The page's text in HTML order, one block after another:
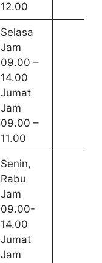
12.00
Selasa
Jam
09.00 –
14.00
Jumat
Jam
09.00 –
11.00
Senin,
Rabu
Jam
09.00-
14.00
Jumat
Jam